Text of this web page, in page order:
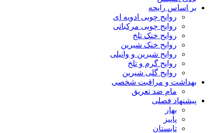
بر اساس رایحه
روایح چوبی ادویه ای
روایح چوبی مرکباتی
روایح خنک تلخ
روایح خنک شیرین
روایح شیرین و وانیلی
روایح گرم و تلخ
روایح گلی شیرین
بهداشت و مراقبت شخصی
مام ضد تعریق
پیشنهاد فصلی
بهار
پاییز
تابستان